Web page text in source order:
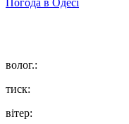
Погода в Одесі
волог.:
тиск:
вітер: